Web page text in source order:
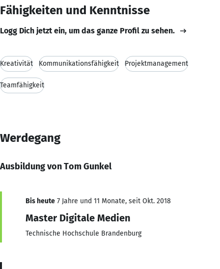
Fähigkeiten und Kenntnisse
Logg Dich jetzt ein, um das ganze Profil zu sehen.
Kreativität Kommunikationsfähigkeit Projektmanagement
Teamfähigkeit
Werdegang
Ausbildung von Tom Gunkel
Bis heute 7 Jahre und 11 Monate, seit Okt. 2018
Master Digitale Medien
Technische Hochschule Brandenburg